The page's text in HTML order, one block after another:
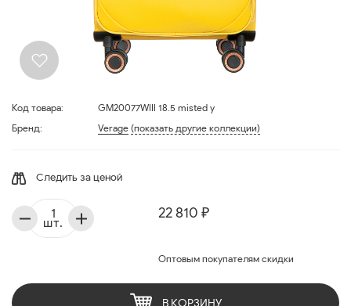
Код товара:
GM20077WIII 18.5 misted y
Бренд:
Verage (показать другие коллекции)
Следить за ценой
22 810 ₽
Оптовым покупателям скидки
шт.
В КОРЗИНУ